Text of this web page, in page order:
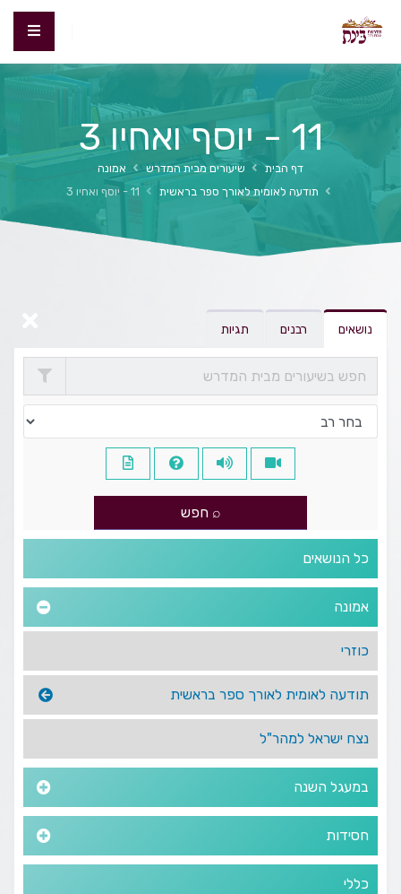
11 - יוסף ואחיו 3
דף הבית שיעורים מבית המדרש
אמונה
תודעה לאומית לאורך ספר בראשית
11 - יוסף ואחיו 3
נושאים רבנים תגיות
כל הנושאים
אמונה
כוזרי
תודעה לאומית לאורך ספר בראשית
נצח ישראל למהר"ל
במעגל השנה
חסידות
כללי